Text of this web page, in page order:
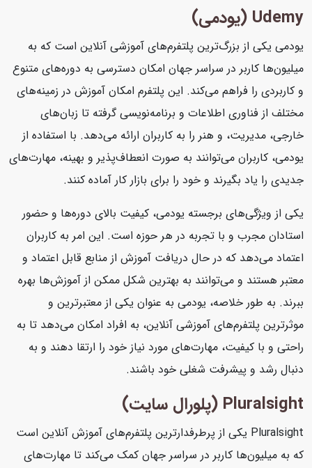
Udemy (یودمی)
یودمی یکی از بزرگ‌ترین پلتفرم‌های آموزشی آنلاین است که به
میلیون‌ها کاربر در سراسر جهان امکان دسترسی به دوره‌های متنوع
و کاربردی را فراهم می‌کند. این پلتفرم امکان آموزش در زمینه‌های
مختلف از فناوری اطلاعات و برنامه‌نویسی گرفته تا زبان‌های
خارجی، مدیریت، و هنر را به کاربران ارائه می‌دهد. با استفاده از
یودمی، کاربران می‌توانند به صورت انعطاف‌پذیر و بهینه، مهارت‌های
جدیدی را یاد بگیرند و خود را برای بازار کار آماده کنند.
یکی از ویژگی‌های برجسته یودمی، کیفیت بالای دوره‌ها و حضور
استادان مجرب و با تجربه در هر حوزه است. این امر به کاربران
اعتماد می‌دهد که در حال دریافت آموزش از منابع قابل اعتماد و
معتبر هستند و می‌توانند به بهترین شکل ممکن از آموزش‌ها بهره
ببرند. به طور خلاصه، یودمی به عنوان یکی از معتبرترین و
موثرترین پلتفرم‌های آموزشی آنلاین، به افراد امکان می‌دهد تا به
راحتی و با کیفیت، مهارت‌های مورد نیاز خود را ارتقا دهند و به
دنبال رشد و پیشرفت شغلی خود باشند.
Pluralsight (پلورال سایت)
Pluralsight یکی از پرطرفدارترین پلتفرم‌های آموزش آنلاین است
که به میلیون‌ها کاربر در سراسر جهان کمک می‌کند تا مهارت‌های